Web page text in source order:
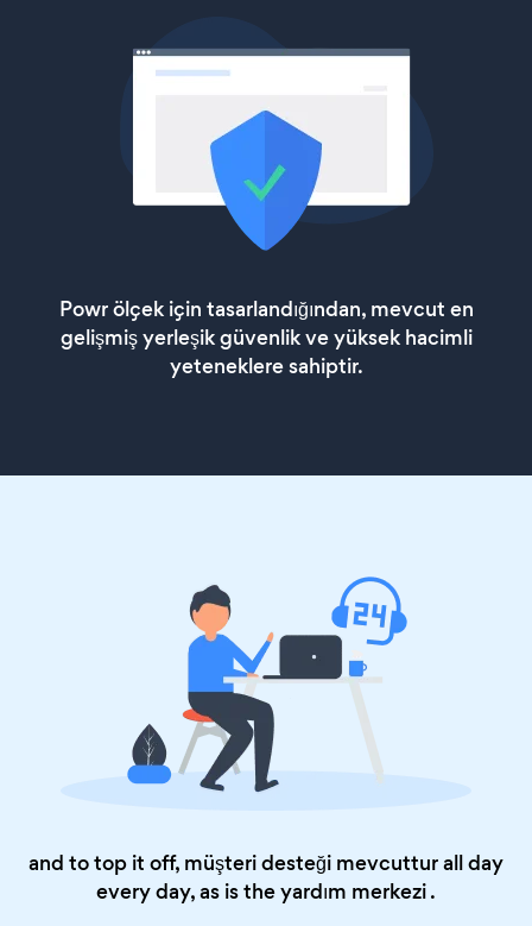
Powr ölçek için tasarlandığından, mevcut en
gelişmiş yerleşik güvenlik ve yüksek hacimli
yeteneklere sahiptir.
and to top it off, müşteri desteği mevcuttur all day
every day, as is theyardım merkezi.